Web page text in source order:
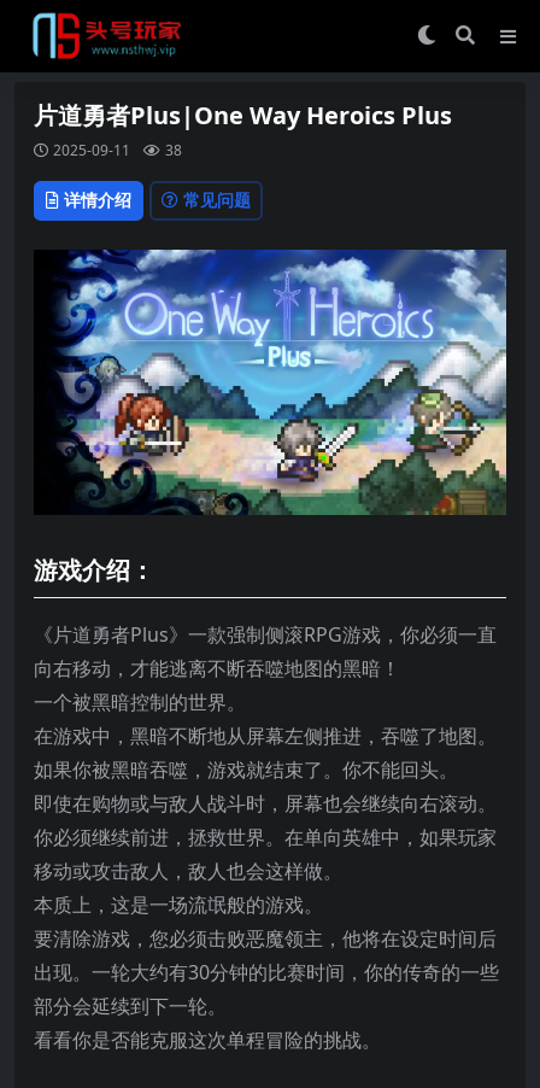
片道勇者Plus|One Way Heroics Plus
2025-09-11 38
详情介绍 常见问题
游戏介绍：
《片道勇者Plus》一款强制侧滚RPG游戏，你必须一直
向右移动，才能逃离不断吞噬地图的黑暗！
一个被黑暗控制的世界。
在游戏中，黑暗不断地从屏幕左侧推进，吞噬了地图。
如果你被黑暗吞噬，游戏就结束了。你不能回头。
即使在购物或与敌人战斗时，屏幕也会继续向右滚动。
你必须继续前进，拯救世界。在单向英雄中，如果玩家
移动或攻击敌人，敌人也会这样做。
本质上，这是一场流氓般的游戏。
要清除游戏，您必须击败恶魔领主，他将在设定时间后
出现。一轮大约有30分钟的比赛时间，你的传奇的一些
部分会延续到下一轮。
看看你是否能克服这次单程冒险的挑战。